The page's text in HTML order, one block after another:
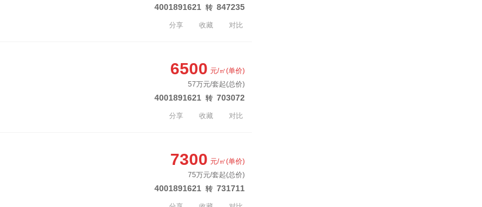
4001891621 转 847235
分享 收藏 对比
4001891621 转 703072
6500 元/㎡(单价)
57万元/套起(总价)
分享 收藏 对比
4001891621 转 731711
7300 元/㎡(单价)
75万元/套起(总价)